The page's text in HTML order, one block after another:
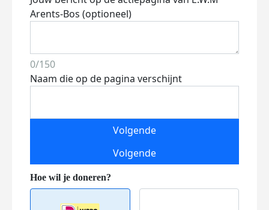
Arents-Bos (optioneel)
0/150
Naam die op de pagina verschijnt
Volgende
Volgende